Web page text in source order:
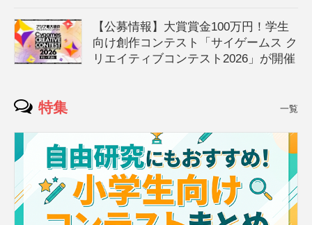
【公募情報】大賞賞金100万円！学生
向け創作コンテスト「サイゲームス ク
リエイティブコンテスト2026」が開催
特集 一覧